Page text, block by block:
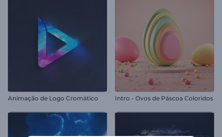
Animação de Logo Cromático Intro - Ovos de Páscoa Coloridos